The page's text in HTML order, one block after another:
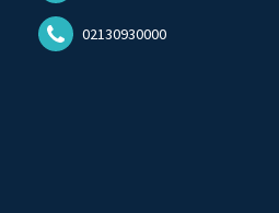
02130930000